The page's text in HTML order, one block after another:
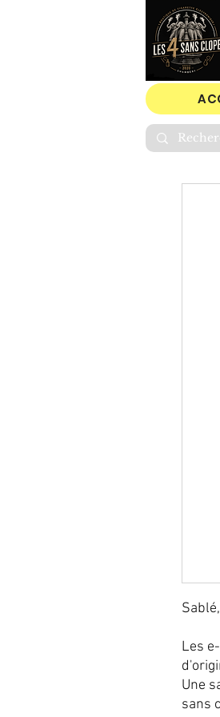
Les
Une
sans